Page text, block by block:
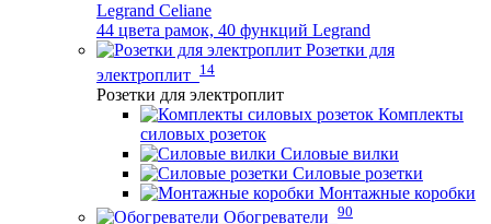
Legrand Celiane
44 цвета рамок, 40 функций Legrand
Розетки для
электроплит 14
Розетки для электроплит
Комплекты
силовых розеток
Силовые вилки
Силовые розетки
Монтажные коробки
Обогреватели 90